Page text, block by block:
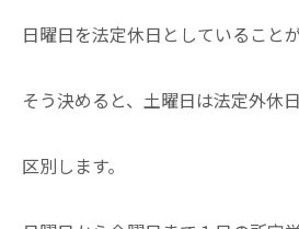
日曜日を法定休日としていること
そう決めると、土曜日は法定外休
区別します。